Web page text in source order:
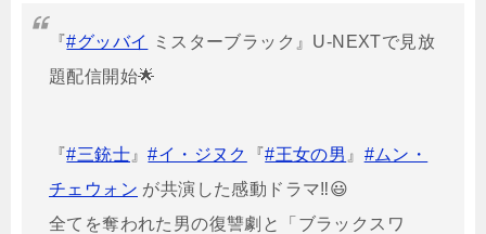
『#グッバイ
ミスターブラック』U-NEXTで見放
題配信開始🌟
『#三銃士 』#イ・ジヌク 『#王女の男 』 #ムン・
チェウォン が共演した感動ドラマ‼️😃
全てを奪われた男の復讐劇と「ブラックスワ